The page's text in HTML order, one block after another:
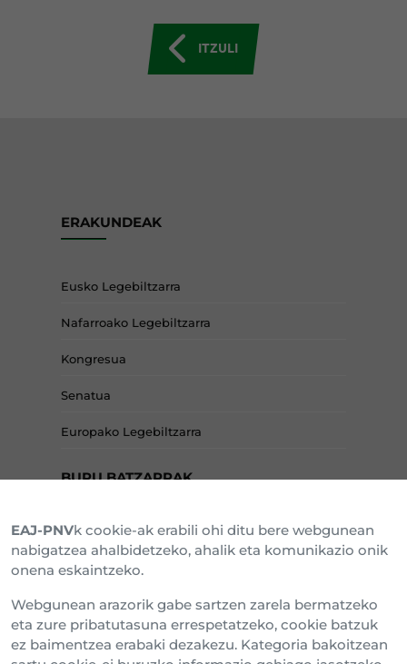
ITZULI
ERAKUNDEAK
Eusko Legebiltzarra
Nafarroako Legebiltzarra
Kongresua
Senatua
Europako Legebiltzarra
BURU BATZARRAK
Araba Buru Batzar
Bizkai Buru Batzar
Gipuzko Buru Batzar
Ipar Buru Batzar
EAJ-PNVk cookie-ak erabili ohi ditu bere webgunean
nabigatzea ahalbidetzeko, ahalik eta komunikazio onik
onena eskaintzeko.
Webgunean arazorik gabe sartzen zarela bermatzeko
eta zure pribatutasuna errespetatzeko, cookie batzuk
ez baimentzea erabaki dezakezu. Kategoria bakoitzean